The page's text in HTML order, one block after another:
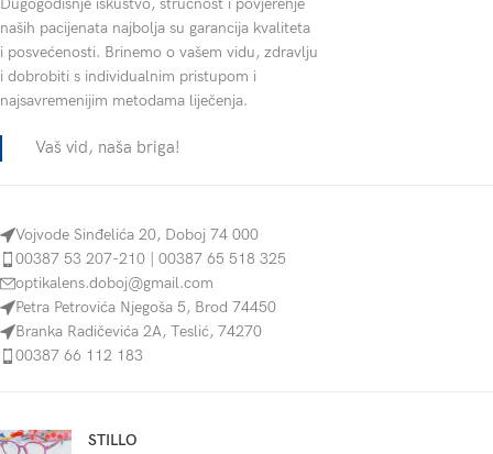
Dugogodišnje iskustvo, stručnost i povjerenje
naših pacijenata najbolja su garancija kvaliteta
i posvećenosti. Brinemo o vašem vidu, zdravlju
i dobrobiti s individualnim pristupom i
najsavremenijim metodama liječenja.
Vaš vid, naša briga!
Vojvode Sinđelića 20, Doboj 74 000
00387 53 207-210 | 00387 65 518 325
optikalens.doboj@gmail.com
Petra Petrovića Njegoša 5, Brod 74450
Branka Radičevića 2A, Teslić, 74270
00387 66 112 183
STILLO